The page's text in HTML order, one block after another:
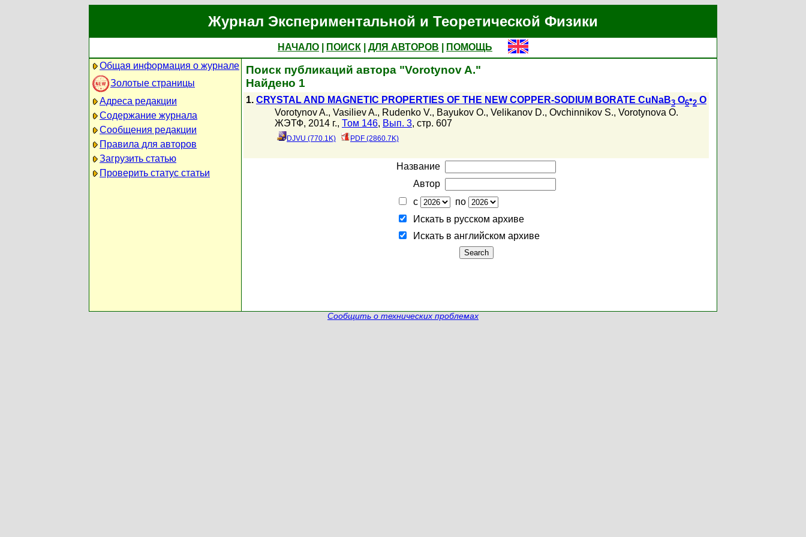
Журнал Экспериментальной и Теоретической Физики
НАЧАЛО ПОИСК ДЛЯ АВТОРОВ
ПОМОЩЬ
Общая информация о журнале
Золотые страницы
Адреса редакции
Содержание журнала
Сообщения редакции
Правила для авторов
Загрузить статью
Проверить статус статьи
Поиск публикаций автора "Vorotynov A."
Найдено 1
1. CRYSTAL AND MAGNETIC PROPERTIES OF THE NEW COPPER-SODIUM BORATE CuNaB3 O6•2 O
Vorotynov A., Vasiliev A., Rudenko V., Bayukov O., Velikanov D., Ovchinnikov S., Vorotynova O.
ЖЭТФ, 2014 г., Том 146, Вып. 3, стр. 607
DJVU (770.1K) PDF (2860.7K)
Название
Автор
с
по
Искать в русском архиве
Искать в английском архиве
Сообщить о технических проблемах